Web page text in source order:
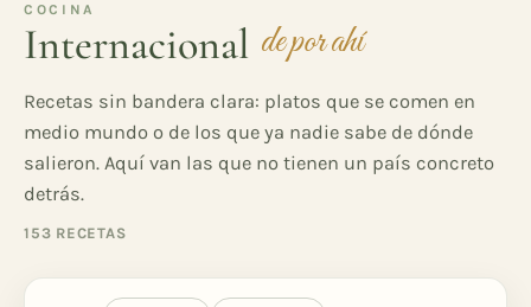
COCINA
Internacional de por ahí
Recetas sin bandera clara: platos que se comen en
medio mundo o de los que ya nadie sabe de dónde
salieron. Aquí van las que no tienen un país concreto
detrás.
153 RECETAS